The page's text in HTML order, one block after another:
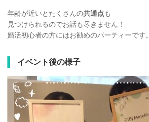
年齢が近いとたくさんの共通点も
見つけられるのでお話も尽きません！
婚活初心者の方にはお勧めのパーティーです。
イベント後の様子